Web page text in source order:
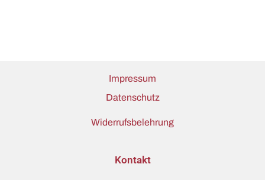
Impressum
Datenschutz
Widerrufsbelehrung
Kontakt